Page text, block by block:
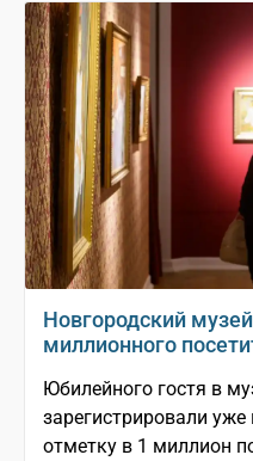
Новгородский
миллионного
Юбилейного гостя в
зарегистрировали
отметку в 1 миллион